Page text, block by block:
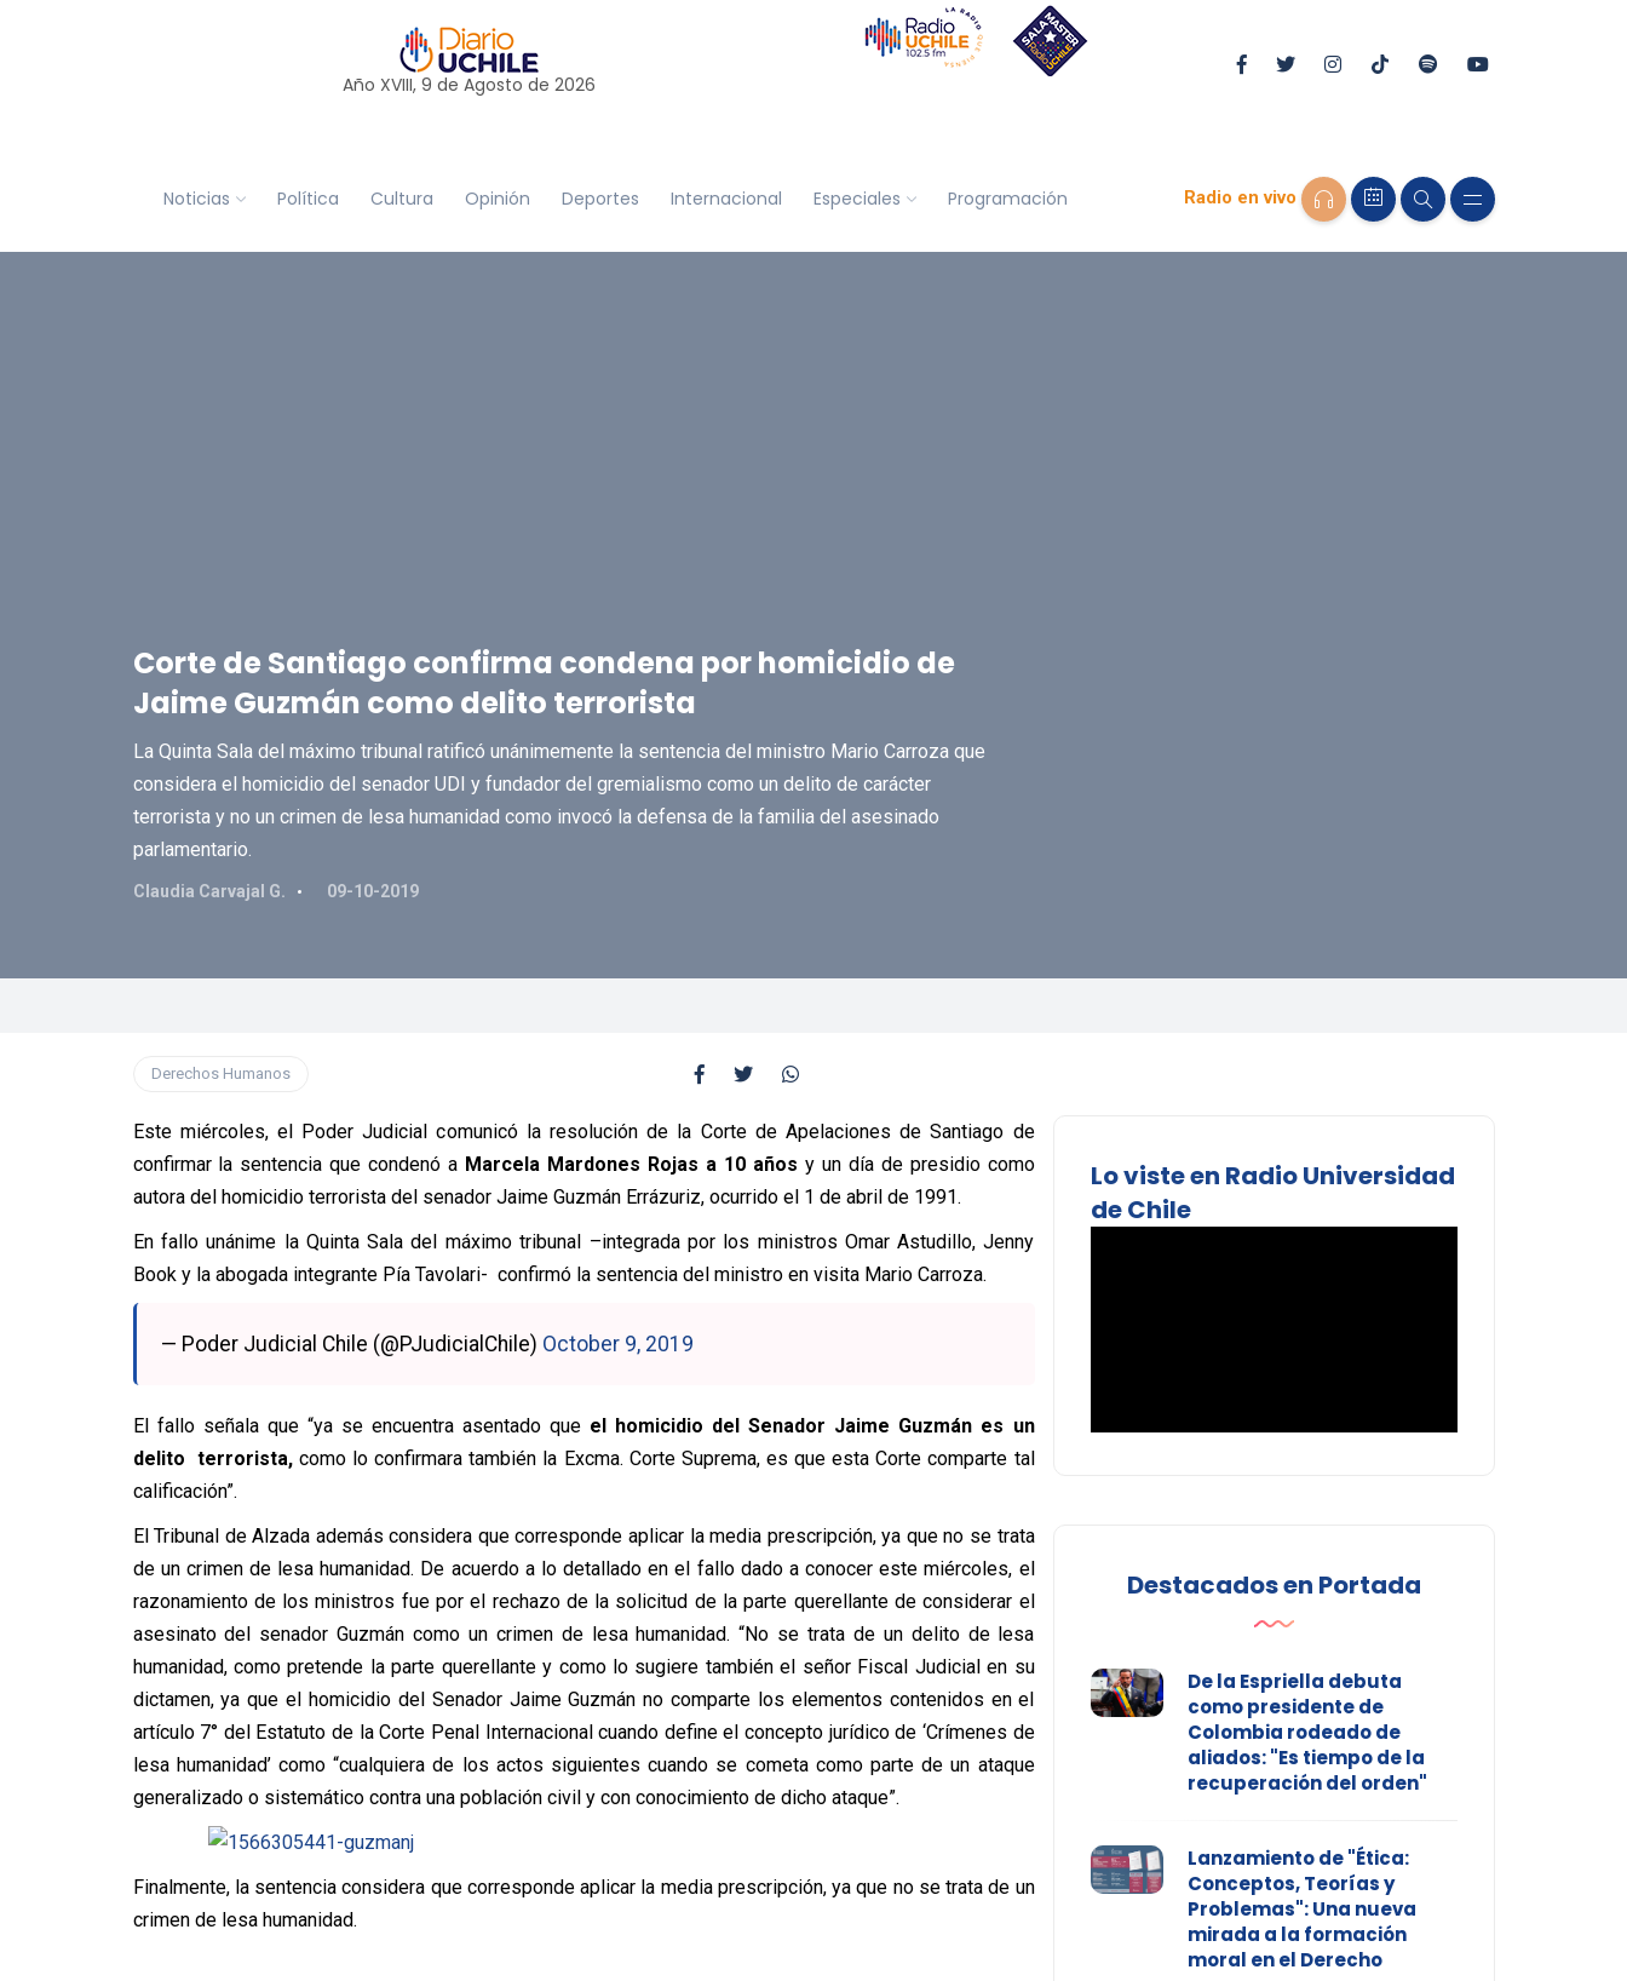
Año XVIII, 9 de Agosto de 2026
Noticias Política Cultura Opinión Deportes Internacional Especiales Programación Radio en vivo
Corte de Santiago confirma condena por homicidio de
Jaime Guzmán como delito terrorista
La Quinta Sala del máximo tribunal ratificó unánimemente la sentencia del ministro Mario Carroza que
considera el homicidio del senador UDI y fundador del gremialismo como un delito de carácter
terrorista y no un crimen de lesa humanidad como invocó la defensa de la familia del asesinado
parlamentario.
Claudia Carvajal G. 09-10-2019
Derechos Humanos
Este miércoles, el Poder Judicial comunicó la resolución de la Corte de Apelaciones de Santiago de
confirmar la sentencia que condenó a Marcela Mardones Rojas a 10 años y un día de presidio como
autora del homicidio terrorista del senador Jaime Guzmán Errázuriz, ocurrido el 1 de abril de 1991.
En fallo unánime la Quinta Sala del máximo tribunal –integrada por los ministros Omar Astudillo, Jenny
Book y la abogada integrante Pía Tavolari- confirmó la sentencia del ministro en visita Mario Carroza.
— Poder Judicial Chile (@PJudicialChile) October 9, 2019
El fallo señala que “ya se encuentra asentado que el homicidio del Senador Jaime Guzmán es un
delito terrorista,como lo confirmara también la Excma. Corte Suprema, es que esta Corte comparte tal
calificación”.
El Tribunal de Alzada además considera que corresponde aplicar la media prescripción, ya que no se trata
de un crimen de lesa humanidad. De acuerdo a lo detallado en el fallo dado a conocer este miércoles, el
razonamiento de los ministros fue por el rechazo de la solicitud de la parte querellante de considerar el
asesinato del senador Guzmán como un crimen de lesa humanidad. “No se trata de un delito de lesa
humanidad, como pretende la parte querellante y como lo sugiere también el señor Fiscal Judicial en su
dictamen, ya que el homicidio del Senador Jaime Guzmán no comparte los elementos contenidos en el
artículo 7° del Estatuto de la Corte Penal Internacional cuando define el concepto jurídico de ‘Crímenes de
lesa humanidad’ como “cualquiera de los actos siguientes cuando se cometa como parte de un ataque
generalizado o sistemático contra una población civil y con conocimiento de dicho ataque”.
Finalmente, la sentencia considera que corresponde aplicar la media prescripción, ya que no se trata de un
crimen de lesa humanidad.
Lo viste en Radio Universidad
de Chile
Destacados en Portada
De la Espriella debuta
como presidente de
Colombia rodeado de
aliados: "Es tiempo de la
recuperación del orden"
Lanzamiento de "Ética:
Conceptos, Teorías y
Problemas": Una nueva
mirada a la formación
moral en el Derecho